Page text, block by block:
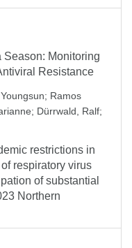
Season: Monitoring
Resistance
; Ramos
; Dürrwald, Ralf;
restrictions in
respiratory virus
of substantial
Northern